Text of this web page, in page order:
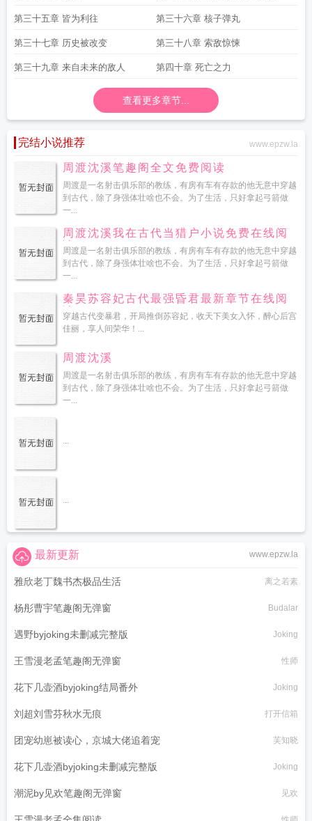
第三十五章 皆为利往 第三十六章 核子弹丸
第三十七章 历史被改变 第三十八章 索敌惊悚
第三十九章 来自未来的敌人 第四十章 死亡之力
查看更多章节...
完结小说推荐 www.epzw.la
周渡沈溪笔趣阁全文免费阅读
周渡是一名射击俱乐部的教练，有房有车有存款的他无意中穿越
到古代，除了身强体壮啥也不会。为了生活，只好拿起弓箭做
一...
周渡沈溪我在古代当猎户小说免费在线阅
读
周渡是一名射击俱乐部的教练，有房有车有存款的他无意中穿越
到古代，除了身强体壮啥也不会。为了生活，只好拿起弓箭做
一...
秦昊苏容妃古代最强昏君最新章节在线阅
读
穿越古代变暴君，开局推倒苏容妃，收天下美女入怀，醉心后宫
佳丽，享人间荣华！...
周渡沈溪
周渡是一名射击俱乐部的教练，有房有车有存款的他无意中穿越
到古代，除了身强体壮啥也不会。为了生活，只好拿起弓箭做
一...
...
...
www.epzw.la
最新更新
雅欣老丁魏书杰极品生活 离之若素
杨彤曹宇笔趣阁无弹窗 Budalar
遇野byjoking未删减完整版 Joking
王雪漫老孟笔趣阁无弹窗 性师
花下几壶酒byjoking结局番外 Joking
刘超刘雪芬秋水无痕 打开信箱
团宠幼崽被读心，京城大佬追着宠 芙知晓
花下几壶酒byjoking未删减完整版 Joking
潮泥by见欢笔趣阁无弹窗 见欢